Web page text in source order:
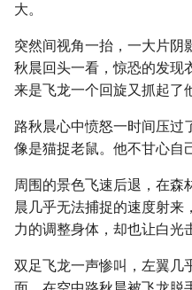
大。
突然间视角一抬，一大片阴
秋晨回头一看，惊恐的发现
来是飞龙一个回旋又抓起了
路秋晨心中愤怒一时间压过
像是猫捉老鼠。他不甘心自
周围的景色飞速后退，在森
晨几乎无法捕捉的速度射来
力的调整身体，却也让白光
双足飞龙一声惨叫，左翼几